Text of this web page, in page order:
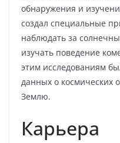
обнаружения и
создал специальные
наблюдать за
изучать поведение
этим исследованиям
данных о космических
Землю.
Карьера